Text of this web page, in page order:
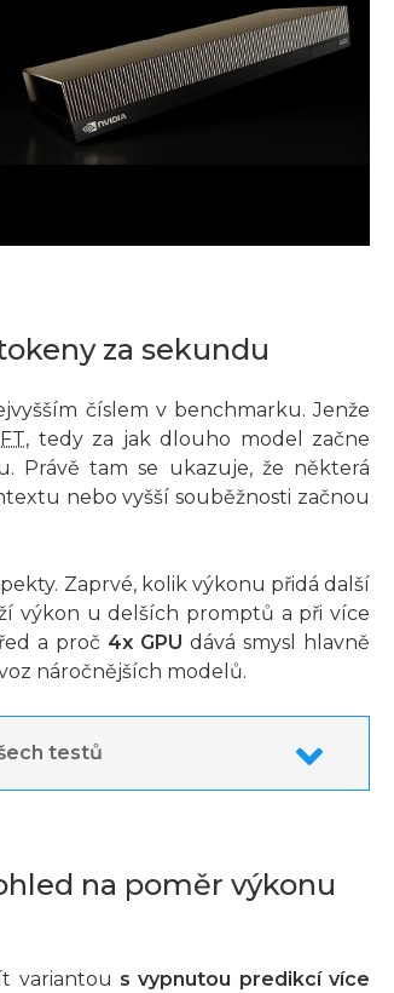
za sekundu
číslem v benchmarku. Jenže
, tedy za jak dlouho model začne
Právě tam se ukazuje, že některá
nebo vyšší souběžnosti začnou
Zaprvé, kolik výkonu přidá další
výkon u delších promptů a při více
a proč 4x GPU dává smysl hlavně
náročnějších modelů.
testů
na poměr výkonu
variantou s vypnutou predikcí více